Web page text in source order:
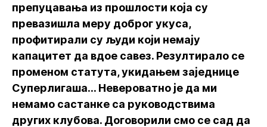
препуцавања из прошлости која су
превазишла меру доброг укуса,
профитирали су људи који немају
капацитет да вдое савез. Резултирало се
променом статута, укидањем заједнице
Суперлигаша... Невероватно је да ми
немамо састанке са руководствима
других клубова. Договорили смо се сад да